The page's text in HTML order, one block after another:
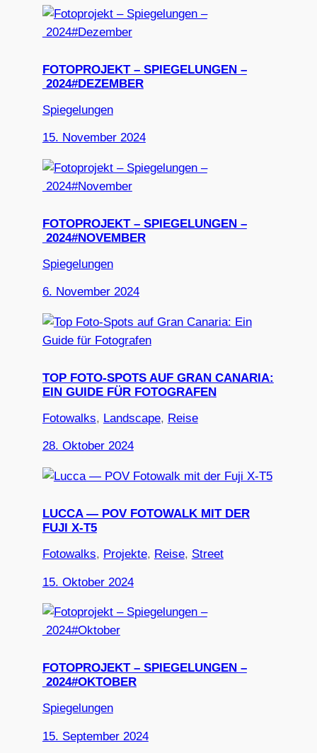
FOTOPROJEKT – SPIEGELUNGEN –
2024#DEZEMBER
Spiegelungen
15. November 2024
FOTOPROJEKT – SPIEGELUNGEN –
2024#NOVEMBER
Spiegelungen
6. November 2024
TOP FOTO-SPOTS AUF GRAN CANARIA:
EIN GUIDE FÜR FOTOGRAFEN
Fotowalks, Landscape, Reise
28. Oktober 2024
LUCCA — POV FOTOWALK MIT DER
FUJI X-T5
Fotowalks, Projekte, Reise, Street
15. Oktober 2024
FOTOPROJEKT – SPIEGELUNGEN –
2024#OKTOBER
Spiegelungen
15. September 2024